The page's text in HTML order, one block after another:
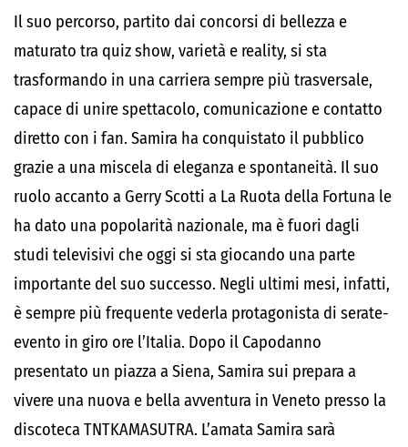
Il suo percorso, partito dai concorsi di bellezza e
maturato tra quiz show, varietà e reality, si sta
trasformando in una carriera sempre più trasversale,
capace di unire spettacolo, comunicazione e contatto
diretto con i fan. Samira ha conquistato il pubblico
grazie a una miscela di eleganza e spontaneità. Il suo
ruolo accanto a Gerry Scotti a La Ruota della Fortuna le
ha dato una popolarità nazionale, ma è fuori dagli
studi televisivi che oggi si sta giocando una parte
importante del suo successo. Negli ultimi mesi, infatti,
è sempre più frequente vederla protagonista di serate-
evento in giro ore l’Italia. Dopo il Capodanno
presentato un piazza a Siena, Samira sui prepara a
vivere una nuova e bella avventura in Veneto presso la
discoteca TNTKAMASUTRA. L’amata Samira sarà